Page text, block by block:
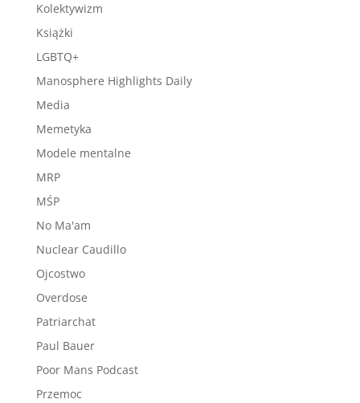
Kolektywizm
Książki
LGBTQ+
Manosphere Highlights Daily
Media
Memetyka
Modele mentalne
MRP
MŚP
No Ma'am
Nuclear Caudillo
Ojcostwo
Overdose
Patriarchat
Paul Bauer
Poor Mans Podcast
Przemoc